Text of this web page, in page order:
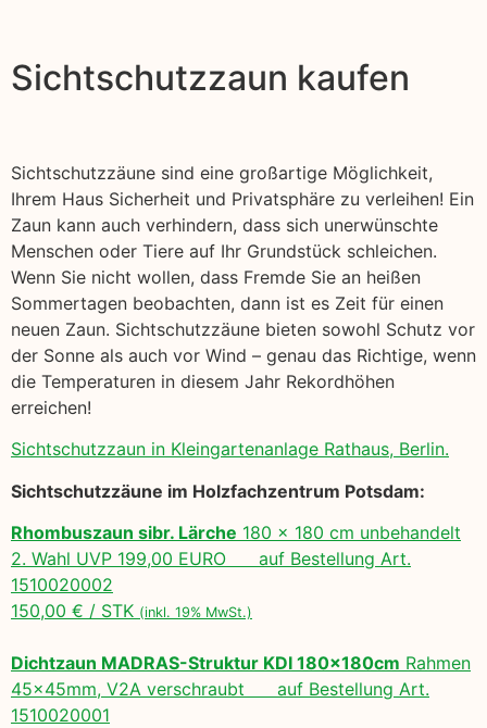
Sichtschutzzaun kaufen
Sichtschutzzäune sind eine großartige Möglichkeit,
Ihrem Haus Sicherheit und Privatsphäre zu verleihen! Ein
Zaun kann auch verhindern, dass sich unerwünschte
Menschen oder Tiere auf Ihr Grundstück schleichen.
Wenn Sie nicht wollen, dass Fremde Sie an heißen
Sommertagen beobachten, dann ist es Zeit für einen
neuen Zaun. Sichtschutzzäune bieten sowohl Schutz vor
der Sonne als auch vor Wind – genau das Richtige, wenn
die Temperaturen in diesem Jahr Rekordhöhen
erreichen!
Sichtschutzzaun in Kleingartenanlage Rathaus, Berlin.
Sichtschutzzäune im Holzfachzentrum Potsdam:
Rhombuszaun sibr. Lärche 180 x 180 cm unbehandelt
2. Wahl UVP 199,00 EURO auf Bestellung Art.
1510020002
150,00 € / STK (inkl. 19% MwSt.)
Dichtzaun MADRAS-Struktur KDI 180x180cm Rahmen
45x45mm, V2A verschraubt auf Bestellung Art.
1510020001